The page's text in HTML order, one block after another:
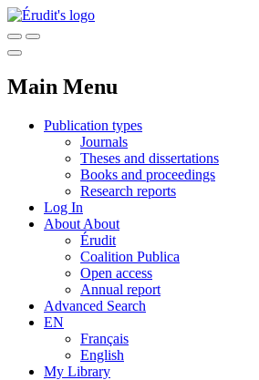
Main Menu
Publication types
Journals
Theses and dissertations
Books and proceedings
Research reports
Log In
About About
Érudit
Coalition Publica
Open access
Annual report
Advanced Search
EN
Français
English
My Library